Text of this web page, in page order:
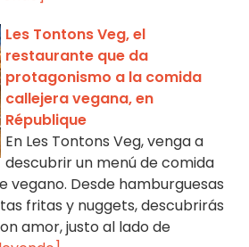
Les Tontons Veg, el
restaurante que da
protagonismo a la comida
callejera vegana, en
République
En Les Tontons Veg, venga a
descubrir un menú de comida
Desde hamburguesas
fritas y nuggets, descubrirás
amor, justo al lado de